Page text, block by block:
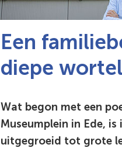
Een
diepe
Wat begon met een
Museumplein in Ede,
uitgegroeid tot grote